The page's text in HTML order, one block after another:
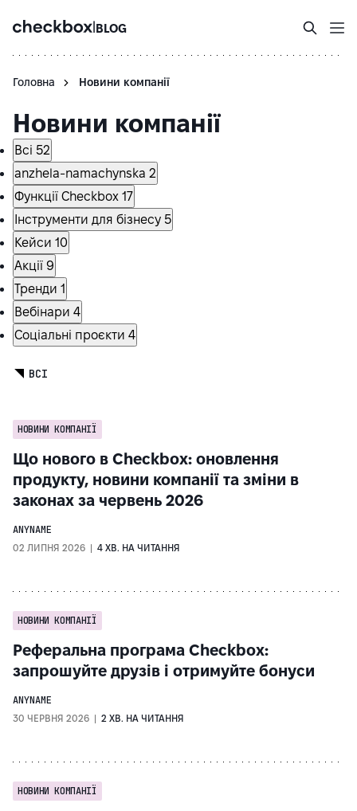
|BLOG
Головна Новини компанії
Новини компанії
Всі 52
anzhela-namachynska 2
Функції Checkbox 17
Інструменти для бізнесу 5
Кейси 10
Акції 9
Тренди 1
Вебінари 4
Соціальні проєкти 4
ВСІ
НОВИНИ КОМПАНІЇ
Що нового в Checkbox: оновлення
продукту, новини компанії та зміни в
законах за червень 2026
ANYNAME
02 ЛИПНЯ 2026 | 4 ХВ. НА ЧИТАННЯ
НОВИНИ КОМПАНІЇ
Реферальна програма Checkbox:
запрошуйте друзів і отримуйте бонуси
ANYNAME
30 ЧЕРВНЯ 2026 | 2 ХВ. НА ЧИТАННЯ
НОВИНИ КОМПАНІЇ